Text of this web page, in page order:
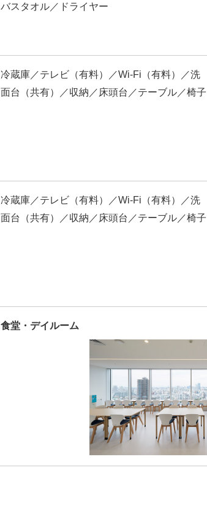
バスタオル／ドライヤー
冷蔵庫／テレビ（有料）／Wi-Fi（有料）／洗
面台（共有）／収納／床頭台／テーブル／椅子
冷蔵庫／テレビ（有料）／Wi-Fi（有料）／洗
面台（共有）／収納／床頭台／テーブル／椅子
食堂・デイルーム